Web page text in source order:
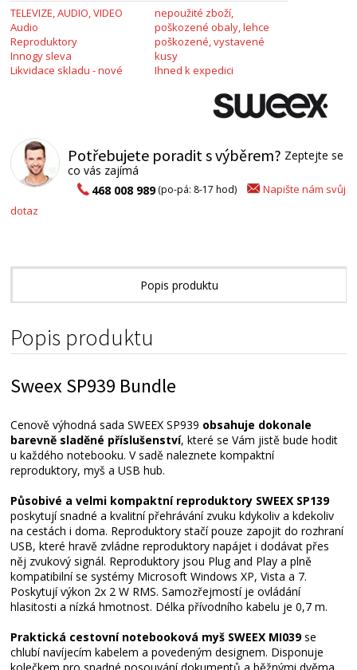
TELEVIZE, AUDIO, VIDEO
Audio
Reproduktory
Innogy sleva
Likvidace skladu - nové
nepoužité zboží,
poškozené obaly, lehce
poškozené, vystavené
kusy
Ihned k expedici
Potřebujete poradit s výběrem? Zeptejte se
co vás zajímá
468 008 989(po-pá: 8-17 hod)
Napište nám svůj
dotaz
Popis produktu
Popis produktu
Sweex SP939 Bundle
Cenově výhodná sada SWEEX SP939 obsahuje dokonale
barevně sladěné příslušenství, které se Vám jistě bude hodit
u každého notebooku. V sadě naleznete kompaktní
reproduktory, myš a USB hub.
Působivé a velmi kompaktní reproduktory SWEEX SP139
poskytují snadné a kvalitní přehrávání zvuku kdykoliv a kdekoliv
na cestách i doma. Reproduktory stačí pouze zapojit do rozhraní
USB, které hravě zvládne reproduktory napájet i dodávat přes
něj zvukový signál. Reproduktory jsou Plug and Play a plně
kompatibilní se systémy Microsoft Windows XP, Vista a 7.
Poskytují výkon 2x 2 W RMS. Samozřejmostí je ovládání
hlasitosti a nízká hmotnost. Délka přívodního kabelu je 0,7 m.
Praktická cestovní notebooková myš SWEEX MI039se
chlubí navíjecím kabelem a povedeným designem. Disponuje
kolečkem pro snadné posouvání dokumentů a běžnými dvěma